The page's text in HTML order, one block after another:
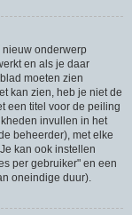
nieuw onderwerp
en als je daar
moeten zien
kan zien, heb je niet de
een titel voor de peiling
invullen in het
beheerder), met elke
kan ook instellen
per gebruiker" en een
oneindige duur).